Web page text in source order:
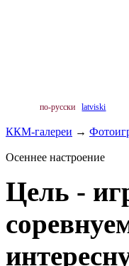
по-русски latviski
ККМ-галереи →
Осеннее настроение
Цель -